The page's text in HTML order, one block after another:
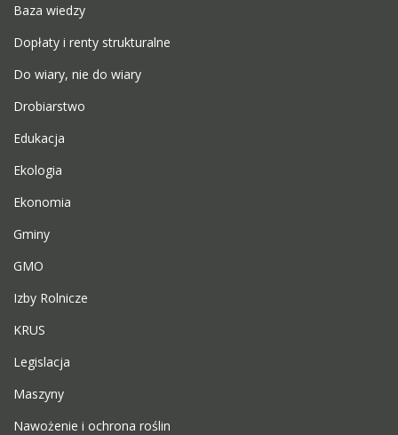
Baza wiedzy
Dopłaty i renty strukturalne
Do wiary, nie do wiary
Drobiarstwo
Edukacja
Ekologia
Ekonomia
Gminy
GMO
Izby Rolnicze
KRUS
Legislacja
Maszyny
Nawożenie i ochrona roślin